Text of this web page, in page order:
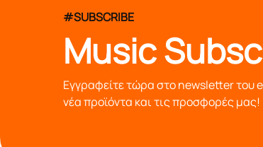
#SUBSCRIBE
Music
Εγγραφείτε τώρα στο newsletter του
νέα προϊόντα και τις προσφορές μας!